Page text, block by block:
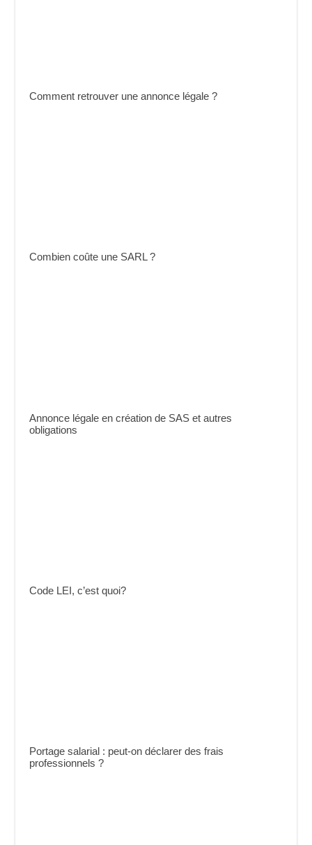
Comment retrouver une annonce légale ?
Combien coûte une SARL ?
Annonce légale en création de SAS et autres
obligations
Code LEI, c’est quoi?
Portage salarial : peut-on déclarer des frais
professionnels ?